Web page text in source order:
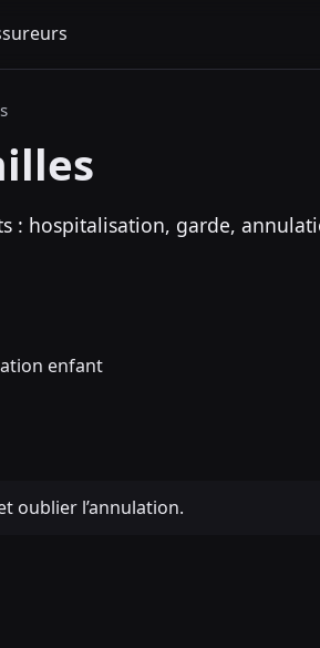
: hospitalisation, garde,
enfant
oublier l’annulation.